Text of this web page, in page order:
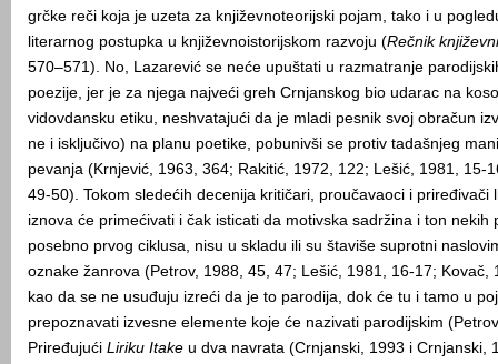
grčke reči koja je uzeta za književnoteorijski pojam, tako i u
literarnog postupka u književnoistorijskom razvoju (Rečnik
570–571). No, Lazarević se neće upuštati u razmatranje
poezije, jer je za njega najveći greh Crnjanskog bio udarac na
vidovdansku etiku, neshvatajući da je mladi pesnik svoj obračun
ne i isključivo) na planu poetike, pobunivši se protiv tadašnjeg
pevanja (Krnjević, 1963, 364; Rakitić, 1972, 122; Lešić, 1981, 15-
49-50). Tokom sledećih decenija kritičari, proučavaoci i priređivači
iznova će primećivati i čak isticati da motivska sadržina i ton nekih
posebno prvog ciklusa, nisu u skladu ili su štaviše suprotni
oznake žanrova (Petrov, 1988, 45, 47; Lešić, 1981, 16-17; Kovač,
kao da se ne usuđuju izreći da je to parodija, dok će tu i tamo u
prepoznavati izvesne elemente koje će nazivati parodijskim
Priređujući Liriku Itake u dva navrata (Crnjanski, 1993 i Crnjanski,